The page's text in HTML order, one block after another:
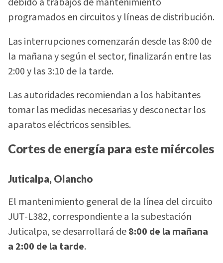
programados en circuitos y líneas de distribución.
Las interrupciones comenzarán desde las 8:00 de
la mañana y según el sector, finalizarán entre las
2:00 y las 3:10 de la tarde.
Las autoridades recomiendan a los habitantes
tomar las medidas necesarias y desconectar los
aparatos eléctricos sensibles.
Cortes de energía para este miércoles
Juticalpa, Olancho
El mantenimiento general de la línea del circuito
JUT-L382, correspondiente a la subestación
Juticalpa, se desarrollará de8:00 de la mañana
a 2:00 de la tarde.